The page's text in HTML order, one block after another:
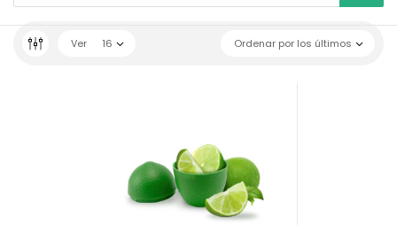
Ordenar por los últimos
Ver 16